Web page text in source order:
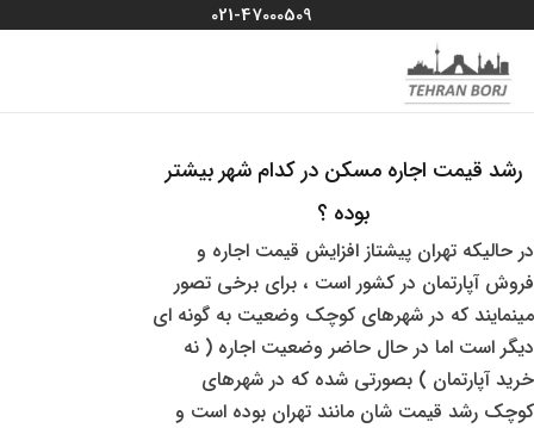
محتوا
021-47000509
رشد قیمت اجاره مسکن در کدام شهر بیشتر
بوده ؟
در حالیکه تهران پیشتاز افزایش قیمت اجاره و
فروش آپارتمان در کشور است ، برای برخی تصور
مینمایند که در شهرهای کوچک وضعیت به گونه ای
دیگر است اما در حال حاضر وضعیت اجاره ( نه
خرید آپارتمان ) بصورتی شده که در شهرهای
کوچک رشد قیمت شان مانند تهران بوده است و